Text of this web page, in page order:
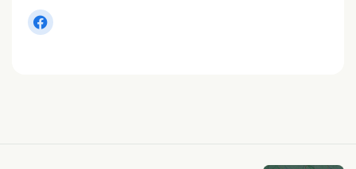
Attractiepark
Dierentuin